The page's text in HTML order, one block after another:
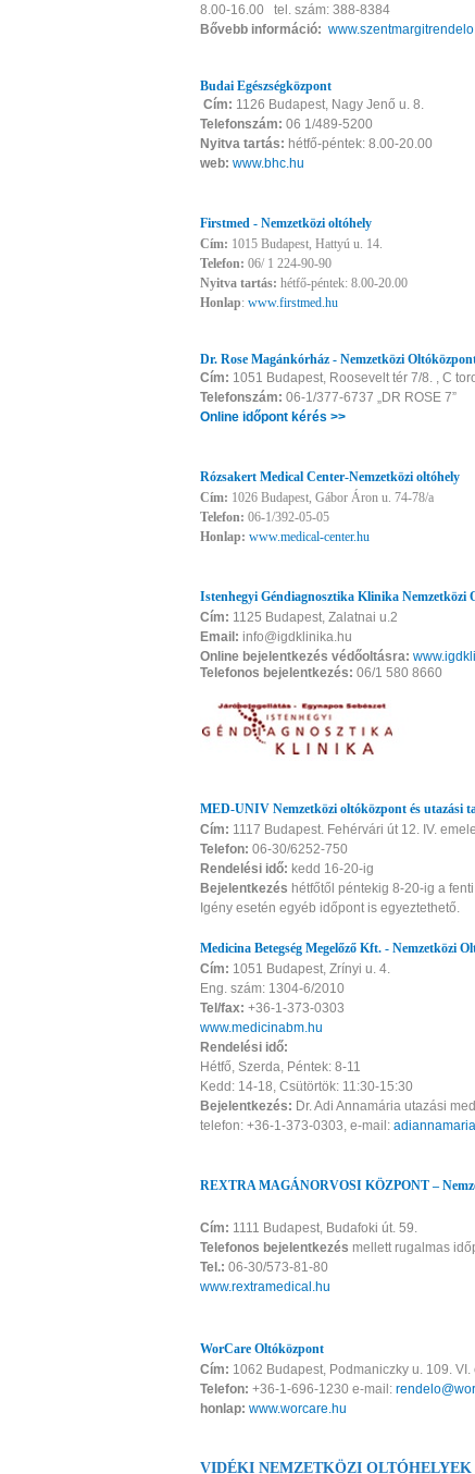
8.00-16.00 tel. szám: 388-8384
Bővebb információ:
Budai Egészségközpont
Cím: 1126 Budapest, Nagy Jenő u. 8.
Telefonszám: 06 1/489-5200
Nyitva tartás: hétfő-péntek: 8.00-20.00
web: www.bhc.hu
Firstmed - Nemzetközi oltóhely
Cím: 1015 Budapest, Hattyú u. 14.
Telefon: 06/ 1 224-90-90
Nyitva tartás: hétfő-péntek: 8.00-20.00
Honlap: www.firstmed.hu
Dr. Rose Magánkórház - Nemzetközi
Cím: 1051 Budapest, Roosevelt tér 7/8. , C
Telefonszám: 06-1/377-6737 „DR ROSE 7”
Online időpont kérés >>
Rózsakert Medical Center-Nemzetközi oltóhely
Cím: 1026 Budapest, Gábor Áron u. 74-78/a
Telefon: 06-1/392-05-05
Honlap: www.medical-center.hu
Istenhegyi Géndiagnosztika Klinika Nemzetközi
Cím: 1125 Budapest, Zalatnai u.2
Email: info@igdklinika.hu
Online bejelentkezés védőoltásra:
Telefonos bejelentkezés: 06/1 580 8660
MED-UNIV Nemzetközi oltóközpont és utazási
Cím: 1117 Budapest. Fehérvári út 12. IV.
Telefon: 06-30/6252-750
Rendelési idő: kedd 16-20-ig
Bejelentkezés hétfőtől péntekig 8-20-ig a
Igény esetén egyéb időpont is egyeztethető.
Medicina Betegség Megelőző Kft. - Nemzetközi
Cím: 1051 Budapest, Zrínyi u. 4.
Eng. szám: 1304-6/2010
Tel/fax: +36-1-373-0303
www.medicinabm.hu
Rendelési idő:
Hétfő, Szerda, Péntek: 8-11
Kedd: 14-18, Csütörtök: 11:30-15:30
Bejelentkezés: Dr. Adi Annamária utazási
telefon: +36-1-373-0303, e-mail:
REXTRA MAGÁNORVOSI KÖZPONT –
Cím: 1111 Budapest, Budafoki út. 59.
Telefonos bejelentkezés mellett rugalmas
Tel.: 06-30/573-81-80
www.rextramedical.hu
WorCare Oltóközpont
Cím: 1062 Budapest, Podmaniczky u. 109. VI.
Telefon: +36-1-696-1230 e-mail:
honlap: www.worcare.hu
VIDÉKI NEMZETKÖZI OLTÓHELYEK